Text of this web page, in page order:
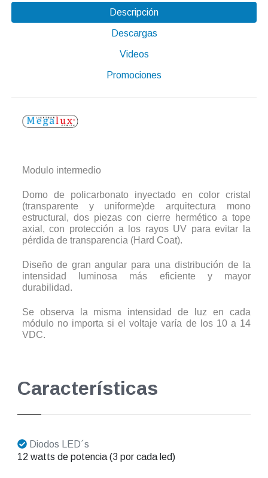
Descripción
Descargas
Videos
Promociones
Modulo intermedio
Domo de policarbonato inyectado en color cristal
(transparente y uniforme)de arquitectura mono
estructural, dos piezas con cierre hermético a tope
axial, con protección a los rayos UV para evitar la
pérdida de transparencia (Hard Coat).
Diseño de gran angular para una distribución de la
intensidad luminosa más eficiente y mayor
durabilidad.
Se observa la misma intensidad de luz en cada
módulo no importa si el voltaje varía de los 10 a 14
VDC.
Características
Diodos LED´s
12 watts de potencia (3 por cada led)